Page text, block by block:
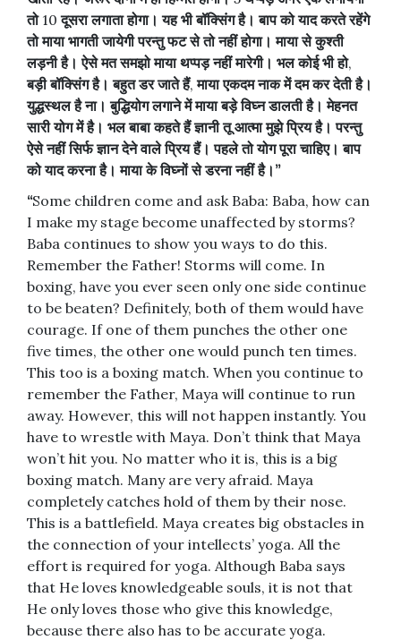
तो10दूसरा लगाता होगा। यह भी बॉक्सिंग है। बाप को याद करते रहेंगे
तो माया भागती जायेगी परन्तु फट से तो नहीं होगा। माया से कुश्ती
लड़नी है। ऐसे मत समझो माया थप्पड़ नहीं मारेगी। भल कोई भी हो,
बड़ी बॉक्सिंग है। बहुत डर जाते हैं,माया एकदम नाक में दम कर देती है।
युद्धस्थल है ना। बुद्धियोग लगाने में माया बड़े विघ्न डालती है। मेहनत
सारी योग में है। भल बाबा कहते हैं ज्ञानी तू आत्मा मुझे प्रिय है। परन्तु
ऐसे नहीं सिर्फ ज्ञान देने वाले प्रिय हैं। पहले तो योग पूरा चाहिए। बाप
को याद करना है। माया के विघ्नों से डरना नहीं है। ”
“Some children come and ask Baba: Baba, how can
I make my stage become unaffected by storms?
Baba continues to show you ways to do this.
Remember the Father! Storms will come. In
boxing, have you ever seen only one side continue
to be beaten? Definitely, both of them would have
courage. If one of them punches the other one
five times, the other one would punch ten times.
This too is a boxing match. When you continue to
remember the Father, Maya will continue to run
away. However, this will not happen instantly. You
have to wrestle with Maya. Don’t think that Maya
won’t hit you. No matter who it is, this is a big
boxing match. Many are very afraid. Maya
completely catches hold of them by their nose.
This is a battlefield. Maya creates big obstacles in
the connection of your intellects’ yoga. All the
effort is required for yoga. Although Baba says
that He loves knowledgeable souls, it is not that
He only loves those who give this knowledge,
because there also has to be accurate yoga.